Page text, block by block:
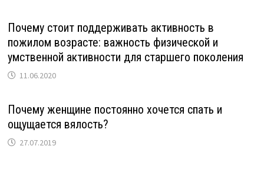
Почему стоит поддерживать активность в
пожилом возрасте: важность физической и
умственной активности для старшего поколения
11.06.2020
Почему женщине постоянно хочется спать и
ощущается вялость?
27.07.2019